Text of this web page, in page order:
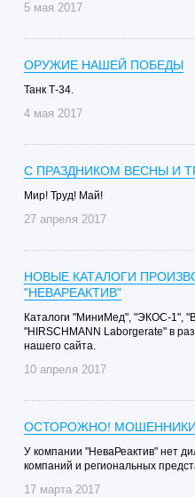
5 мая 2017
ОРУЖИЕ НАШЕЙ ПОБЕДЫ
Танк Т-34.
4 мая 2017
С ПРАЗДНИКОМ ВЕСНЫ И
Мир! Труд! Май!
27 апреля 2017
НОВЫЕ КАТАЛОГИ
"НЕВАРЕАКТИВ"
Каталоги "МиниМед", "ЭКОС-1",
"HIRSCHMANN Laborgerate" в
нашего сайта.
10 апреля 2017
ОСТОРОЖНО!
У компании "НеваРеактив" нет
компаний и региональных
17 марта 2017